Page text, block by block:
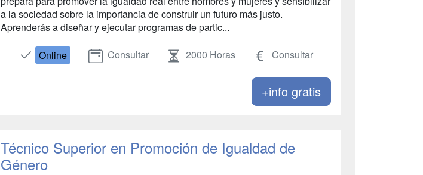
a la sociedad sobre la importancia de construir un futuro más justo.
Aprenderás a diseñar y ejecutar programas de partic...
Online Consultar 2000 Horas Consultar
+info gratis
Técnico Superior en Promoción de Igualdad de
Género